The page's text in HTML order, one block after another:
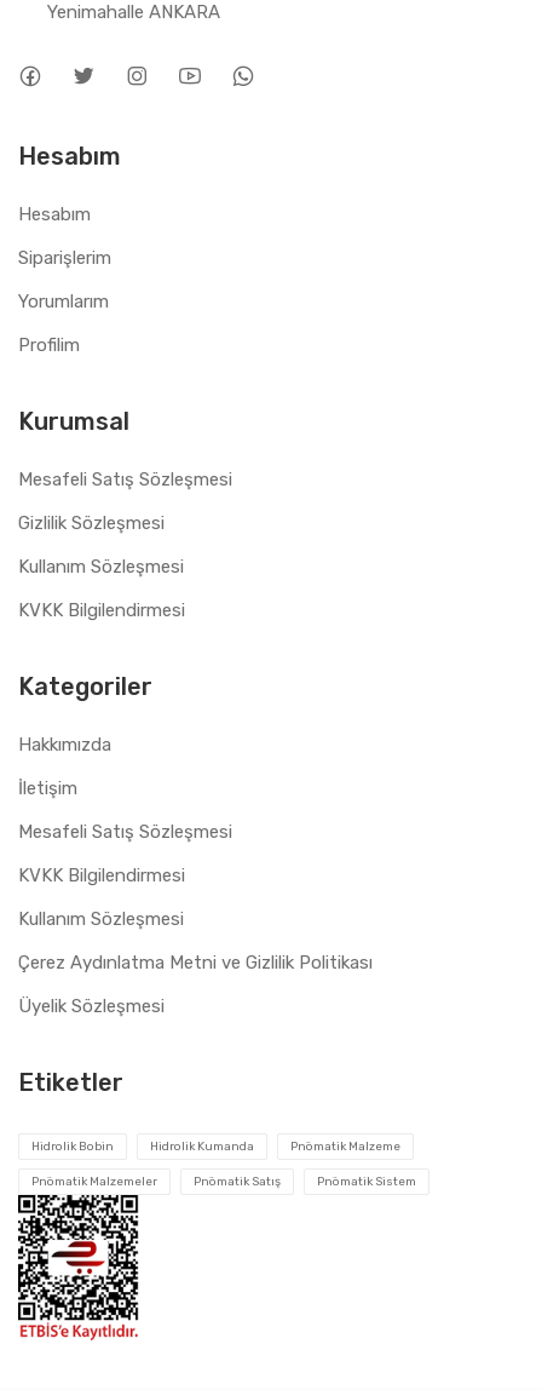
Yenimahalle ANKARA
Hesabım
Hesabım
Siparişlerim
Yorumlarım
Profilim
Kurumsal
Mesafeli Satış Sözleşmesi
Gizlilik Sözleşmesi
Kullanım Sözleşmesi
KVKK Bilgilendirmesi
Kategoriler
Hakkımızda
İletişim
Mesafeli Satış Sözleşmesi
KVKK Bilgilendirmesi
Kullanım Sözleşmesi
Çerez Aydınlatma Metni ve Gizlilik Politikası
Üyelik Sözleşmesi
Etiketler
Hidrolik Bobin Hidrolik Kumanda Pnömatik Malzeme
Pnömatik Malzemeler Pnömatik Satış Pnömatik Sistem